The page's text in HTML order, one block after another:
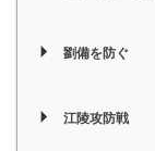
劉備を防ぐ
江陵攻防戦